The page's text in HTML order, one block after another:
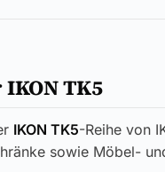
TK5
IKON TK5-Reihe von
sowie Möbel-